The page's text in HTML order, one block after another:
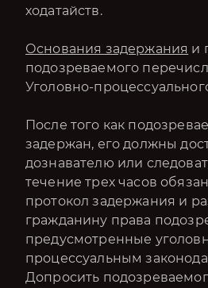
ходатайств.
Основания задержания и
подозреваемого
Уголовно-
​​​​​​После того как
задержан, его должны
дознавателю или
течение трех часов
протокол задержания и
гражданину права
предусмотренные
процессуальным
Допросить